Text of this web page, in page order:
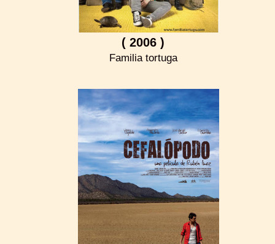
( 2006 )
Familia tortuga